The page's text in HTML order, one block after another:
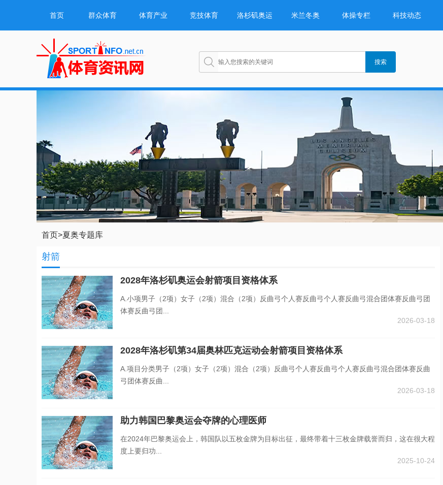
首页 群众体育 体育产业 竞技体育 洛杉矶奥运 米兰冬奥 体操专栏 科技动态
首页>夏奥专题库
射箭
2028年洛杉矶奥运会射箭项目资格体系
A.小项男子（2项）女子（2项）混合（2项）反曲弓个人赛反曲弓个人赛反曲弓混合团体赛反曲弓团
体赛反曲弓团...
2026-03-18
2028年洛杉矶第34届奥林匹克运动会射箭项目资格体系
A.项目分类男子（2项）女子（2项）混合（2项）反曲弓个人赛反曲弓个人赛反曲弓混合团体赛反曲
弓团体赛反曲...
2026-03-18
助力韩国巴黎奥运会夺牌的心理医师
在2024年巴黎奥运会上，韩国队以五枚金牌为目标出征，最终带着十三枚金牌载誉而归，这在很大程
度上要归功...
2025-10-24